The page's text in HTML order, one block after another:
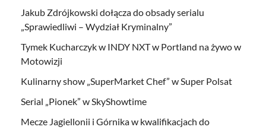
Jakub Zdrójkowski dołącza do obsady serialu
„Sprawiedliwi – Wydział Kryminalny”
Tymek Kucharczyk w INDY NXT w Portland na żywo w
Motowizji
Kulinarny show „SuperMarket Chef” w Super Polsat
Serial „Pionek” w SkyShowtime
Mecze Jagiellonii i Górnika w kwalifikacjach do